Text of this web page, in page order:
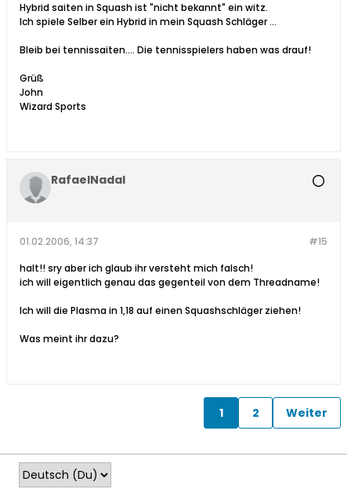
Hybrid saiten in Squash ist "nicht bekannt" ein witz.
Ich spiele Selber ein Hybrid in mein Squash Schläger ...
Bleib bei tennissaiten.... Die tennisspielers haben was drauf!
Grüß
John
Wizard Sports
RafaelNadal
#15
01.02.2006, 14:37
halt!! sry aber ich glaub ihr versteht mich falsch!
ich will eigentlich genau das gegenteil von dem Threadname!
Ich will die Plasma in 1,18 auf einen Squashschläger ziehen!
Was meint ihr dazu?
1 2 Weiter